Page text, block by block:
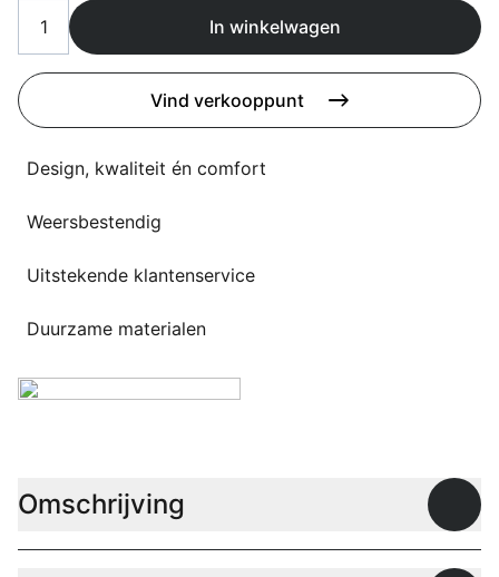
Deals
Flagship stores
Contact
3D modellen
Support
Nieuws
Events
Werken bij
In winkelwagen
Vind verkooppunt
Design, kwaliteit én comfort
Weersbestendig
Uitstekende klantenservice
Duurzame materialen
Omschrijving